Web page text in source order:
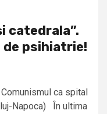
catedrala”.
de psihiatrie!
Comunismul ca spital
Napoca) În ultima